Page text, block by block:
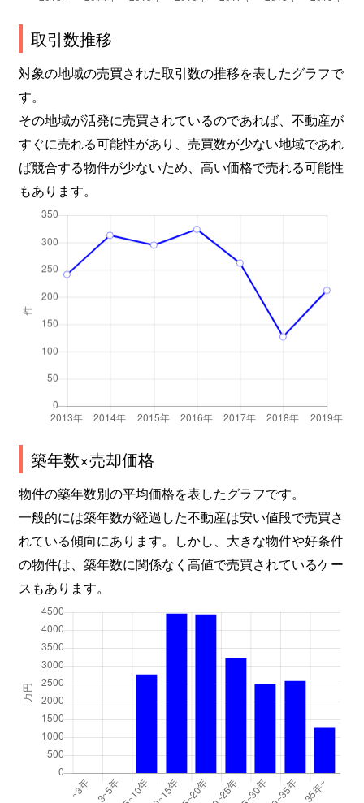
取引数推移
対象の地域の売買された取引数の推移を表したグラフで
す。
その地域が活発に売買されているのであれば、不動産が
すぐに売れる可能性があり、売買数が少ない地域であれ
ば競合する物件が少ないため、高い価格で売れる可能性
もあります。
築年数×売却価格
物件の築年数別の平均価格を表したグラフです。
一般的には築年数が経過した不動産は安い値段で売買さ
れている傾向にあります。しかし、大きな物件や好条件
の物件は、築年数に関係なく高値で売買されているケー
スもあります。